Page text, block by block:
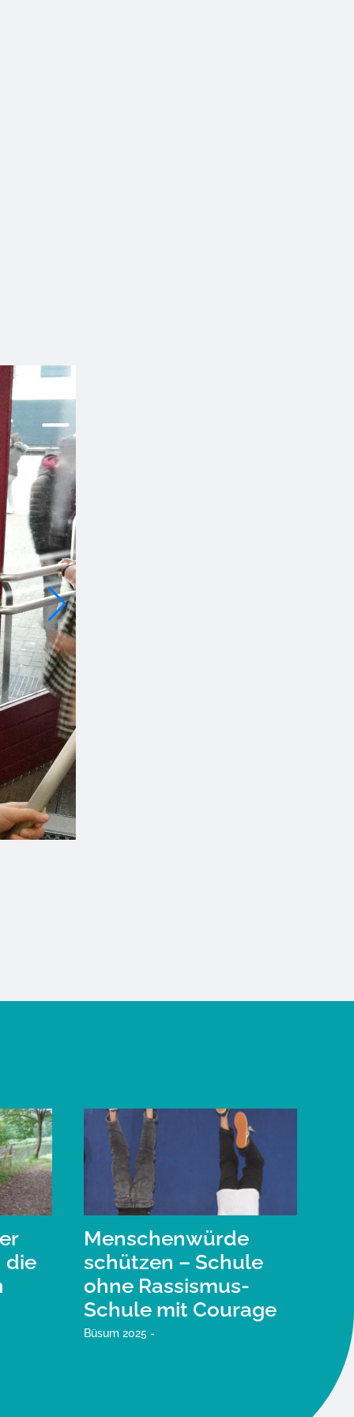
die
Menschenwürde
schützen – Schule
ohne Rassismus-
Schule mit Courage
Büsum 2025 -